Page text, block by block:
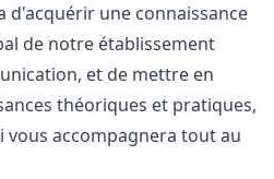
d'acquérir une connaissance
de notre établissement
et de mettre en
théoriques et pratiques,
vous accompagnera tout au